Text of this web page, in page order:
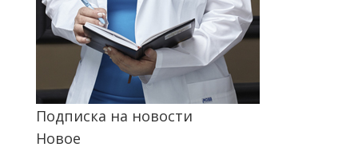
Подписка на новости
Новое